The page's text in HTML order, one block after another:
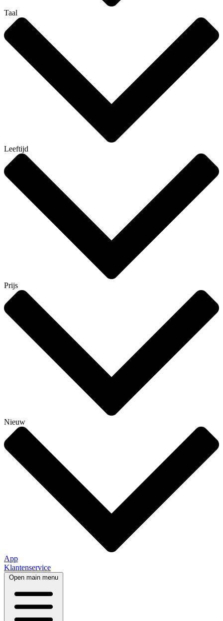
Taal
Leeftijd
Prijs
Nieuw
App
Klantenservice
Open main menu